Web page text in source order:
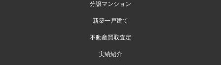
分譲マンション
新築一戸建て
不動産買取査定
実績紹介